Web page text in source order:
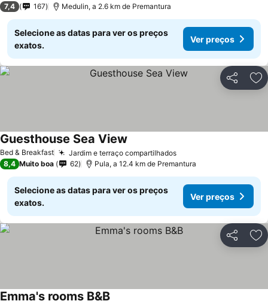
7,4 167 Medulin, a 2.6 km de Premantura
Selecione as datas para ver os preços
exatos.
Ver preços
Partilhar
Bed & Breakfast Jardim e terraço compartilhados
Guesthouse Sea View
8,4 Muito boa 62 Pula, a 12.4 km de Premantura
Selecione as datas para ver os preços
exatos.
Ver preços
Partilhar
Emma's rooms B&B